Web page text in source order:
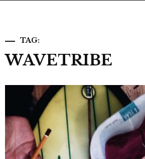
TAG:
WAVETRIBE